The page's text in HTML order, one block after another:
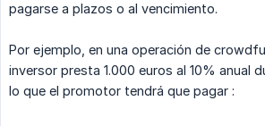
pagarse a plazos o al vencimiento.
Por ejemplo, en una operación de
inversor presta 1.000 euros al 10% anual
lo que el promotor tendrá que pagar :